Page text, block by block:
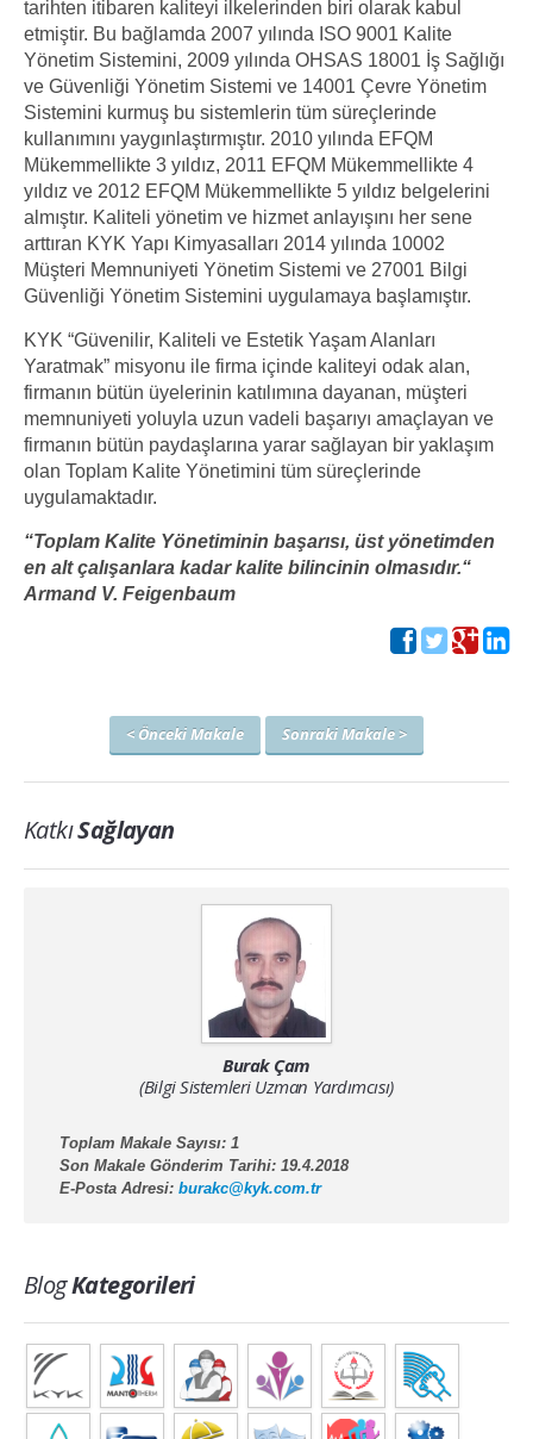
tarihten itibaren kaliteyi ilkelerinden biri olarak kabul
etmiştir. Bu bağlamda 2007 yılında ISO 9001 Kalite
Yönetim Sistemini, 2009 yılında OHSAS 18001 İş Sağlığı
ve Güvenliği Yönetim Sistemi ve 14001 Çevre Yönetim
Sistemini kurmuş bu sistemlerin tüm süreçlerinde
kullanımını yaygınlaştırmıştır. 2010 yılında EFQM
Mükemmellikte 3 yıldız, 2011 EFQM Mükemmellikte 4
yıldız ve 2012 EFQM Mükemmellikte 5 yıldız belgelerini
almıştır. Kaliteli yönetim ve hizmet anlayışını her sene
arttıran KYK Yapı Kimyasalları 2014 yılında 10002
Müşteri Memnuniyeti Yönetim Sistemi ve 27001 Bilgi
Güvenliği Yönetim Sistemini uygulamaya başlamıştır.
KYK “Güvenilir, Kaliteli ve Estetik Yaşam Alanları
Yaratmak” misyonu ile firma içinde kaliteyi odak alan,
firmanın bütün üyelerinin katılımına dayanan, müşteri
memnuniyeti yoluyla uzun vadeli başarıyı amaçlayan ve
firmanın bütün paydaşlarına yarar sağlayan bir yaklaşım
olan Toplam Kalite Yönetimini tüm süreçlerinde
uygulamaktadır.
“Toplam Kalite Yönetiminin başarısı, üst yönetimden
en alt çalışanlara kadar kalite bilincinin olmasıdır.“
Armand V. Feigenbaum
< Önceki Makale Sonraki Makale>
KatkıSağlayan
Burak Çam
(Bilgi Sistemleri Uzman Yardımcısı)
Toplam Makale Sayısı: 1
Son Makale Gönderim Tarihi: 19.4.2018
E-Posta Adresi: burakc@kyk.com.tr
BlogKategorileri